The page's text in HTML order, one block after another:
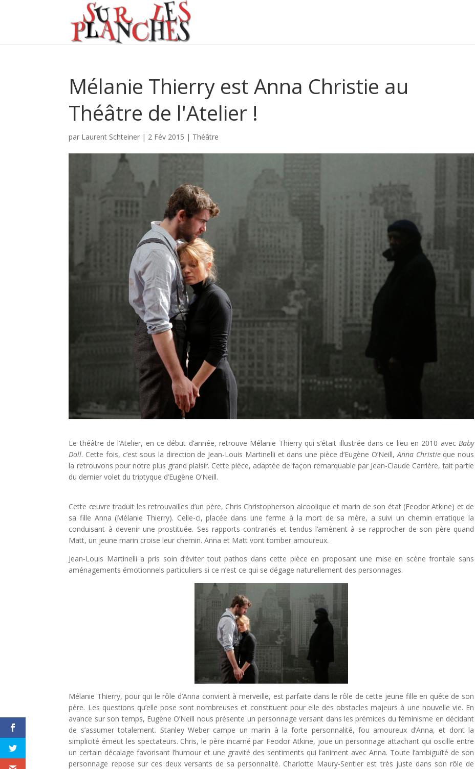
Mélanie Thierry est Anna Christie au
Théâtre de l'Atelier !
par Laurent Schteiner | 2 Fév 2015 | Théâtre
Le théâtre de l’Atelier, en ce début d’année, retrouve Mélanie Thierry qui s’était illustrée dans ce lieu en 2010 avec Baby
Doll. Cette fois, c’est sous la direction de Jean-Louis Martinelli et dans une pièce d’Eugène O’Neill, Anna Christieque nous
la retrouvons pour notre plus grand plaisir. Cette pièce, adaptée de façon remarquable par Jean-Claude Carrière, fait partie
du dernier volet du triptyque d’Eugène O’Neill.
Cette œuvre traduit les retrouvailles d’un père, Chris Christopherson alcoolique et marin de son état (Feodor Atkine) et de
sa fille Anna (Mélanie Thierry). Celle-ci, placée dans une ferme à la mort de sa mère, a suivi un chemin erratique la
conduisant à devenir une prostituée. Ses rapports contrariés et tendus l’amènent à se rapprocher de son père quand
Matt, un jeune marin croise leur chemin. Anna et Matt vont tomber amoureux.
Jean-Louis Martinelli a pris soin d’éviter tout pathos dans cette pièce en proposant une mise en scène frontale sans
aménagements émotionnels particuliers si ce n’est ce qui se dégage naturellement des personnages.
Mélanie Thierry, pour qui le rôle d’Anna convient à merveille, est parfaite dans le rôle de cette jeune fille en quête de son
père. Les questions qu’elle pose sont nombreuses et constituent pour elle des obstacles majeurs à une nouvelle vie. En
avance sur son temps, Eugène O’Neill nous présente un personnage versant dans les prémices du féminisme en décidant
de s’assumer totalement. Stanley Weber campe un marin à la forte personnalité, fou amoureux d’Anna, et dont la
simplicité émeut les spectateurs. Chris, le père incarné par Feodor Atkine, joue un personnage attachant qui oscille entre
un certain décalage favorisant l’humour et une gravité des sentiments qui l’animent avec Anna. Toute l’ambiguïté de son
personnage repose sur ces deux versants de sa personnalité. Charlotte Maury-Sentier est très juste dans son rôle de